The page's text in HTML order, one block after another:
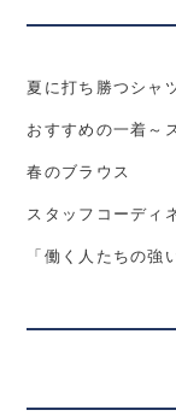
夏に打ち勝つシャ
おすすめの一着～
春のブラウス
スタッフコーディ
「働く人たちの強